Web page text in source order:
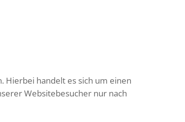
Hierbei handelt es sich um einen
Websitebesucher nur nach